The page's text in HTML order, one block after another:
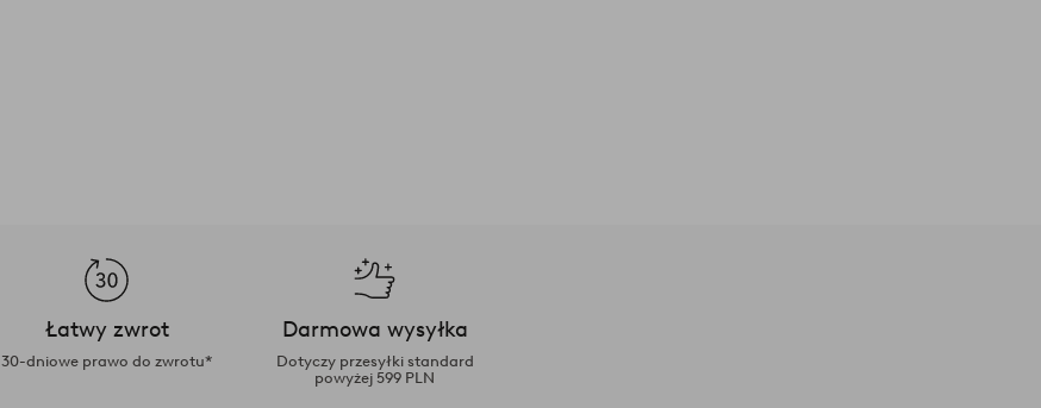
Łatwy zwrot
30-dniowe prawo do zwrotu*
Darmowa wysyłka
Dotyczy przesyłki standard
powyżej 599 PLN